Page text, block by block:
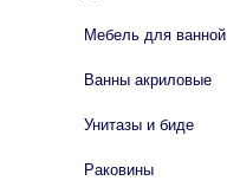
Мебель для ванной
Ванны акриловые
Унитазы и биде
Раковины